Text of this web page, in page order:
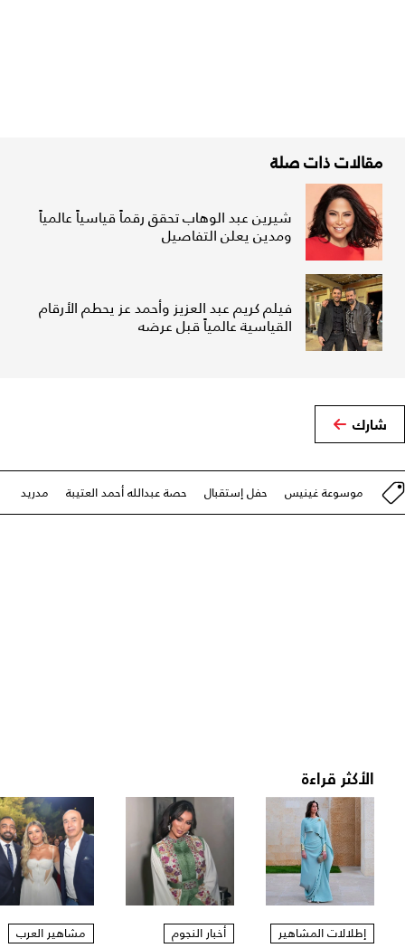
مقالات ذات صلة
شيرين عبد الوهاب تحقق رقماً قياسياً عالمياً
ومدين يعلن التفاصيل
فيلم كريم عبد العزيز وأحمد عز يحطم الأرقام
القياسية عالمياً قبل عرضه
شارك
موسوعة غينيس حفل إستقبال حصة عبدالله أحمد العتيبة مدريد
الأكثر قراءة
إطلالات المشاهير أخبار النجوم مشاهير العرب